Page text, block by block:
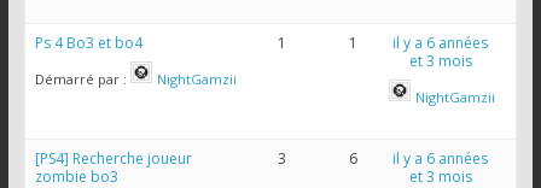
Ps 4 Bo3 et bo4
Démarré par : NightGamzii
1 1
il y a 6 années
et 3 mois
NightGamzii
[PS4] Recherche joueur
zombie bo3
3 6
il y a 6 années
et 3 mois